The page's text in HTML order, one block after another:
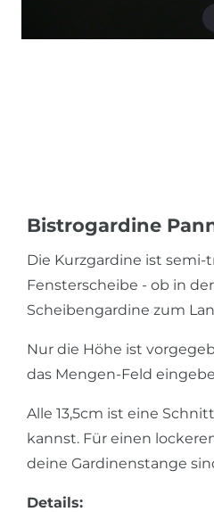
Bistrogardine
Die Kurzgardine ist
Fensterscheibe - ob in
Scheibengardine zum
Nur die Höhe ist
das Mengen-Feld
Alle 13,5cm ist eine
kannst. Für einen
deine Gardinenstange
Details: